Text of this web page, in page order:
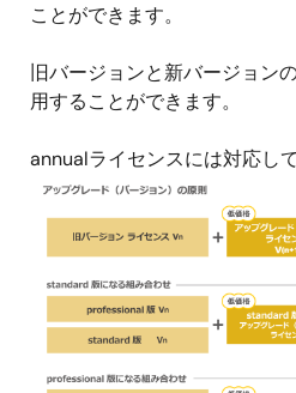
ことができます。
旧バージョンと新バージョン
用することができます。
annualライセンスには対応し
画
像